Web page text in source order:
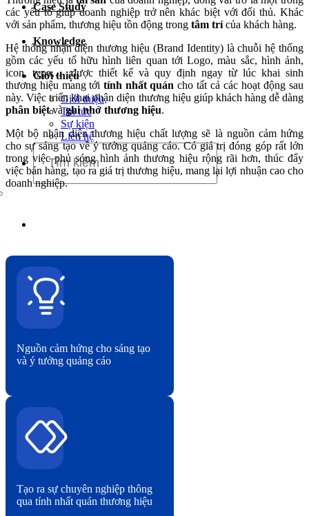
Dịch vụ chăm sóc website
Case Study
Knowledge
Giới thiệu
Giới thiệu
Tin tức
Sự kiện
Liên hệ
các yếu tố giúp doanh nghiệp trở nên khác biệt với đối thủ. Khác
với sản phẩm, thương hiệu tồn động trong tâm trícủa khách hàng.
Hệ thống nhận diện thương hiệu (Brand Identity) là chuỗi hệ thống
gồm các yếu tố hữu hình liên quan tới Logo, màu sắc, hình ảnh,
icon, typo,… được thiết kế và quy định ngay từ lúc khai sinh
thương hiệu mang tới tính nhất quán cho tất cả các hoạt động sau
này. Việc triển khai nhận diện thương hiệu giúp khách hàng dễ dàng
phân biệtvàghi nhớ thương hiệu.
Một bộ nhận diện thương hiệu chất lượng sẽ là nguồn cảm hứng
cho sự sáng tạo về ý tưởng quảng cáo. Có giá trị đóng góp rất lớn
trong việc phủ sóng hình ảnh thương hiệu rộng rãi hơn, thúc đẩy
việc bán hàng, tạo ra giá trị thương hiệu, mang lại lợi nhuận cao cho
doanh nghiệp.
Nguồn cảm hứng cho sáng tạo
và ý tưởng quảng cáo
Tạo ra sự chuyên nghiệp thông
qua tính nhất quán thương hiệu